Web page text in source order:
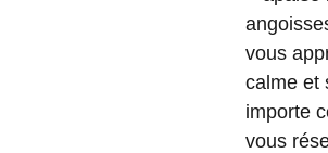
vous
calme et
importe
vous